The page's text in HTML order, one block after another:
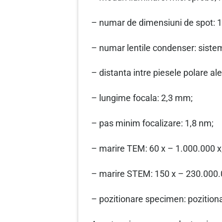
– numar de dimensiuni de spot:
– numar lentile condenser:
– distanta intre piesele polare
– lungime focala: 2,3 mm;
– pas minim focalizare: 1,8 nm;
– marire TEM: 60 x – 1.000.000
– marire STEM: 150 x –
– pozitionare specimen: